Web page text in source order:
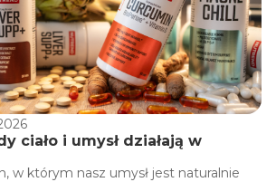
ciało i umysł działają w
w którym nasz umysł jest naturalnie